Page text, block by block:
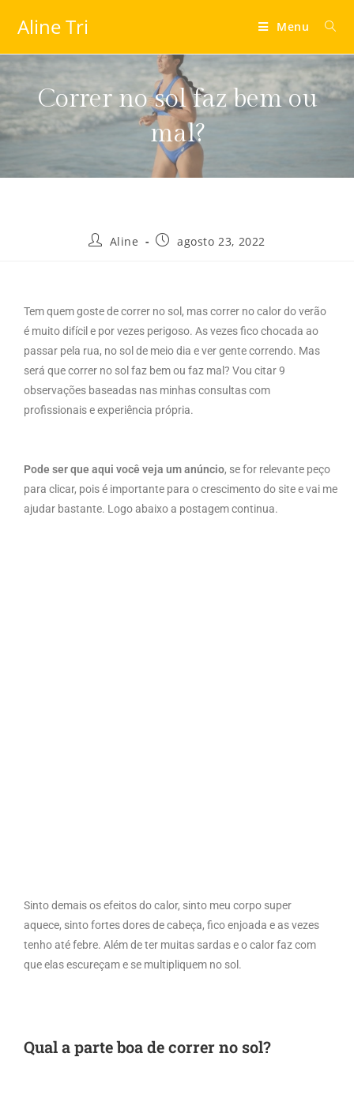
Aline Tri Menu
Correr no sol faz bem ou
mal?
Aline agosto 23, 2022
Tem quem goste de correr no sol, mas correr no calor do verão
é muito difícil e por vezes perigoso. As vezes fico chocada ao
passar pela rua, no sol de meio dia e ver gente correndo. Mas
será que correr no sol faz bem ou faz mal? Vou citar 9
observações baseadas nas minhas consultas com
profissionais e experiência própria.
Pode ser que aqui você veja um anúncio, se for relevante peço
para clicar, pois é importante para o crescimento do site e vai me
ajudar bastante. Logo abaixo a postagem continua.
Sinto demais os efeitos do calor, sinto meu corpo super
aquece, sinto fortes dores de cabeça, fico enjoada e as vezes
tenho até febre. Além de ter muitas sardas e o calor faz com
que elas escureçam e se multipliquem no sol.
Qual a parte boa de correr no sol?